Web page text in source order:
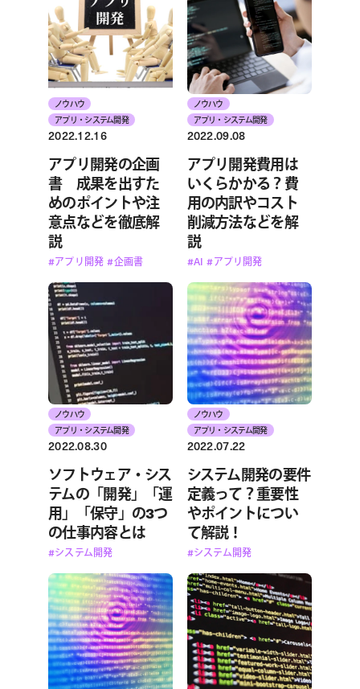
ノウハウ
アプリ・システム開発
2022.12.16
アプリ開発の企画
書 成果を出すた
めのポイントや注
意点などを徹底解
説
#アプリ開発 #企画書
ノウハウ
アプリ・システム開発
2022.09.08
アプリ開発費用は
いくらかかる？費
用の内訳やコスト
削減方法などを解
説
#AI #アプリ開発
ノウハウ
アプリ・システム開発
2022.08.30
ソフトウェア・シス
テムの「開発」「運
用」「保守」の3つ
の仕事内容とは
#システム開発
ノウハウ
アプリ・システム開発
2022.07.22
システム開発の要件
定義って？重要性
やポイントについ
て解説！
#システム開発